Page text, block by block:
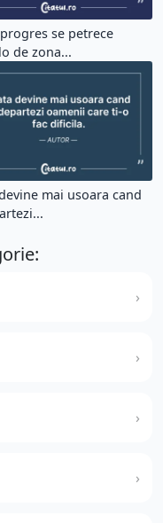
se petrece
de zona...
mai usoara cand